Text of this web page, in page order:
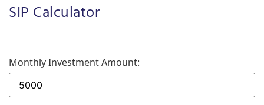
SIP Calculator
Monthly Investment Amount: